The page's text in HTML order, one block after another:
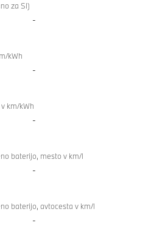
za SI)
-
kWh
-
km/kWh
-
baterijo, mesto v km/l
-
baterijo, avtocesta v km/l
-